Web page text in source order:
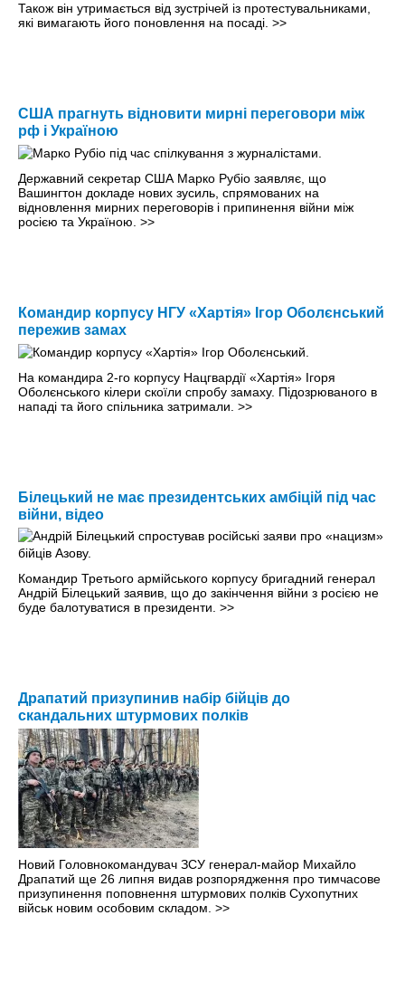
Також він утримається від зустрічей із протестувальниками,
які вимагають його поновлення на посаді. >>
США прагнуть відновити мирні переговори між
рф і Україною
Державний секретар США Марко Рубіо заявляє, що
Вашингтон докладе нових зусиль, спрямованих на
відновлення мирних переговорів і припинення війни між
росією та Україною. >>
Командир корпусу НГУ «Хартія» Ігор Оболєнський
пережив замах
На командира 2-го корпусу Нацгвардії «Хартія» Ігоря
Оболєнського кілери скоїли спробу замаху. Підозрюваного в
нападі та його спільника затримали. >>
Білецький не має президентських амбіцій під час
війни, відео
Командир Третього армійського корпусу бригадний генерал
Андрій Білецький заявив, що до закінчення війни з росією не
буде балотуватися в президенти. >>
Драпатий призупинив набір бійців до
скандальних штурмових полків
Новий Головнокомандувач ЗСУ генерал-майор Михайло
Драпатий ще 26 липня видав розпорядження про тимчасове
призупинення поповнення штурмових полків Сухопутних
військ новим особовим складом. >>